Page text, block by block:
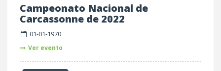
Campeonato Nacional de
Carcassonne de 2022
01-01-1970
Ver evento